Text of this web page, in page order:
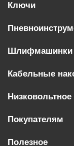
Ключи
Шлифмашинки
Кабельные
Покупателям
Полезное